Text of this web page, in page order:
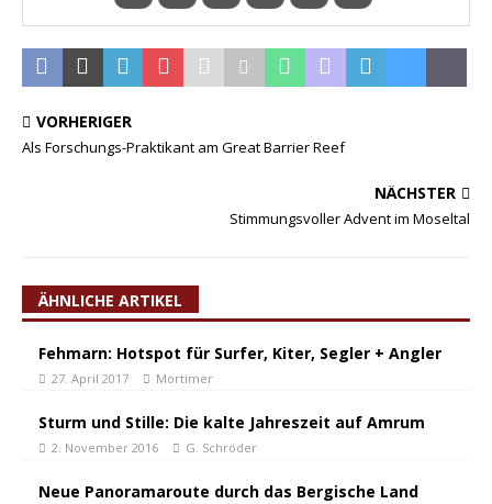
VORHERIGER
Als Forschungs-Praktikant am Great Barrier Reef
NÄCHSTER
Stimmungsvoller Advent im Moseltal
ÄHNLICHE ARTIKEL
Fehmarn: Hotspot für Surfer, Kiter, Segler + Angler
27. April 2017 Mortimer
Sturm und Stille: Die kalte Jahreszeit auf Amrum
2. November 2016 G. Schröder
Neue Panoramaroute durch das Bergische Land